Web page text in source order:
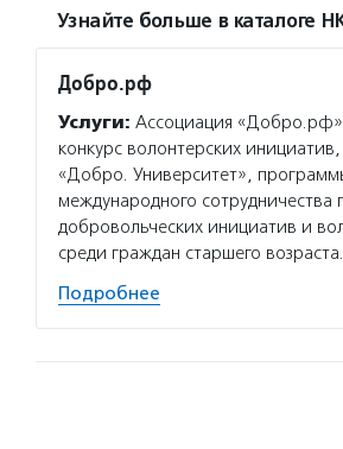
Узнайте больше в каталоге
Добро.рф
Услуги: Ассоциация
конкурс волонтерских
«Добро. Университет»,
международного сотрудничества
добровольческих инициатив и
среди граждан старшего возраста.
Подробнее